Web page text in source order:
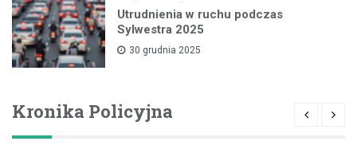
Utrudnienia w ruchu podczas
Sylwestra 2025
30 grudnia 2025
Kronika Policyjna